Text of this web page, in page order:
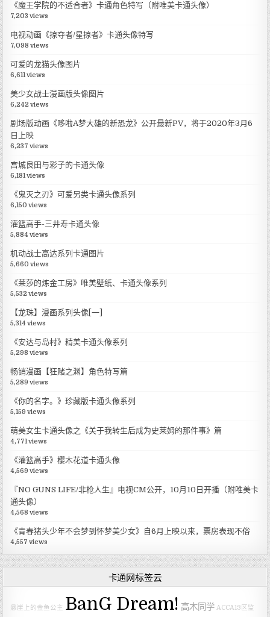
《魔王学院的不适合者》卡通角色特写（附唯美卡通头像）
7,203 views
电视动画《掠夺者/星掠者》卡通头像特写
7,098 views
可爱的龙猫头像图片
6,611 views
美少女战士漫画版头像图片
6,242 views
剧场版动画《哆啦A梦大雄的新恐龙》公开最新PV，将于2020年3月6
日上映
6,237 views
宫城良田与彩子的卡通头像
6,181 views
《鬼灭之刃》可爱另类卡通头像系列
6,150 views
灌篮高手-三井寿卡通头像
5,884 views
机动战士高达系列卡通图片
5,660 views
《莱莎的炼金工房》唯美壁纸、卡通头像系列
5,532 views
【龙珠】漫画系列头像[一]
5,314 views
《安达与岛村》精美卡通头像系列
5,298 views
畅销漫画【狂赌之渊】角色特写篇
5,289 views
《你的名字。》珍藏版卡通头像系列
5,159 views
萌美女生卡通头像之《关于我转生后成为史莱姆的那件事》篇
4,771 views
《灌篮高手》樱木花道卡通头像
4,569 views
『NO GUNS LIFE/非枪人生』电视CM公开，10月10日开播（附唯美卡
通头像）
4,568 views
《青春猪头少年不会梦到怀梦美少女》自6月上映以来，票房表现不俗
4,557 views
卡通网标签云
悬崖上的金鱼公主 BanG Dream! 高木同学 ACCA13区监